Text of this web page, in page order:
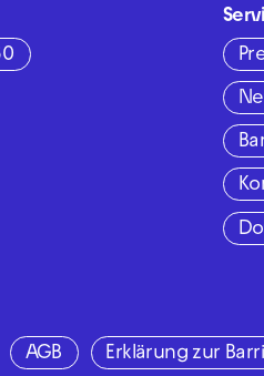
AGB Erklärung zur